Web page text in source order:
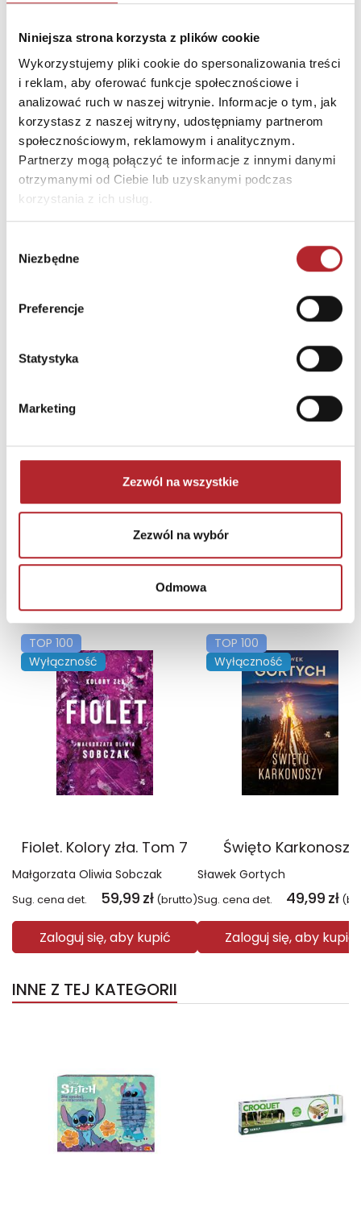
Niniejsza strona korzysta z plików cookie
Wykorzystujemy pliki cookie do spersonalizowania treści
i reklam, aby oferować funkcje społecznościowe i
analizować ruch w naszej witrynie. Informacje o tym, jak
korzystasz z naszej witryny, udostępniamy partnerom
społecznościowym, reklamowym i analitycznym.
Partnerzy mogą połączyć te informacje z innymi danymi
otrzymanymi od Ciebie lub uzyskanymi podczas
korzystania z ich usług.
zgody
Niezbędne
Preferencje
Statystyka
Marketing
Zezwól na wszystkie
Zezwól na wybór
Odmowa
Nazwa
BABY & TRAVEL SPÓŁKA Z
OGRANICZONĄ
ODPOWIEDZIALNOŚCIĄ
Ulica
ul. Jerzmanowska 22
Kod pocztowy
54-530
Miasto
Wrocław
INNI KLIENCI KUPOWALI
NAJCZĘŚCIEJ KUPOWANE
TOP 100
Wyłączność
Fiolet. Kolory zła. Tom 7
Małgorzata Oliwia Sobczak
Sug. cena det. 59,99 zł (brutto)
Zaloguj się, aby kupić
TOP 100
Wyłączność
Święto Karkonoszy
Sławek Gortych
Sug. cena det. 49,99 zł
Zaloguj się, aby kupić
INNE Z TEJ KATEGORII